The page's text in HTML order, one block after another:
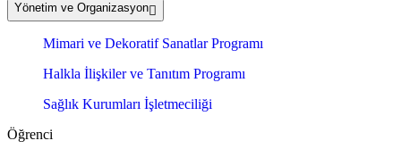
Yönetim ve Organizasyon
Mimari ve Dekoratif Sanatlar Programı
Halkla İlişkiler ve Tanıtım Programı
Sağlık Kurumları İşletmeciliği
Öğrenci